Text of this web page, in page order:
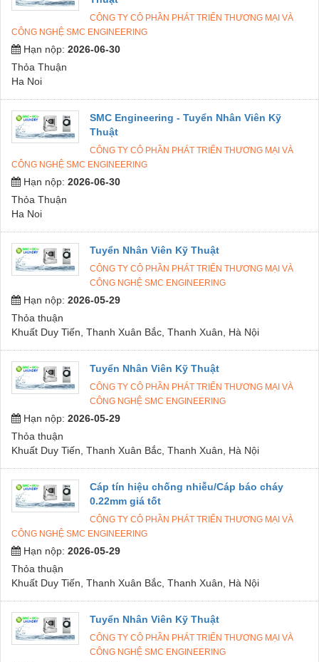
CÔNG TY CÔ PHẦN PHÁT TRIỂN THƯƠNG MẠI VÀ
CÔNG NGHỆ SMC ENGINEERING
Hạn nộp: 2026-06-30
Thỏa Thuận
Ha Noi
SMC Engineering - Tuyển Nhân Viên Kỹ
Thuật
CÔNG TY CÔ PHẦN PHÁT TRIỂN THƯƠNG MẠI VÀ
CÔNG NGHỆ SMC ENGINEERING
Hạn nộp: 2026-06-30
Thỏa Thuận
Ha Noi
Tuyển Nhân Viên Kỹ Thuật
CÔNG TY CÔ PHẦN PHÁT TRIỂN THƯƠNG MẠI VÀ
CÔNG NGHỆ SMC ENGINEERING
Hạn nộp: 2026-05-29
Thỏa thuận
Khuất Duy Tiến, Thanh Xuân Bắc, Thanh Xuân, Hà Nội
Tuyển Nhân Viên Kỹ Thuật
CÔNG TY CÔ PHẦN PHÁT TRIỂN THƯƠNG MẠI VÀ
CÔNG NGHỆ SMC ENGINEERING
Hạn nộp: 2026-05-29
Thỏa thuận
Khuất Duy Tiến, Thanh Xuân Bắc, Thanh Xuân, Hà Nội
Cáp tín hiệu chống nhiễu/Cáp báo cháy
0.22mm giá tốt
CÔNG TY CÔ PHẦN PHÁT TRIỂN THƯƠNG MẠI VÀ
CÔNG NGHỆ SMC ENGINEERING
Hạn nộp: 2026-05-29
Thỏa thuận
Khuất Duy Tiến, Thanh Xuân Bắc, Thanh Xuân, Hà Nội
Tuyển Nhân Viên Kỹ Thuật
CÔNG TY CÔ PHẦN PHÁT TRIỂN THƯƠNG MẠI VÀ
CÔNG NGHỆ SMC ENGINEERING